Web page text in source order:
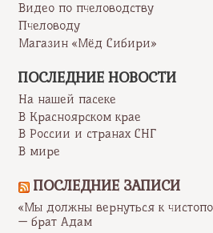
Видео по пчеловодству
Пчеловоду
Магазин «Мёд Сибири»
ПОСЛЕДНИЕ НОВОСТИ
На нашей пасеке
В Красноярском крае
В России и странах СНГ
В мире
ПОСЛЕДНИЕ ЗАПИСИ
«Мы должны вернуться к
— брат Адам